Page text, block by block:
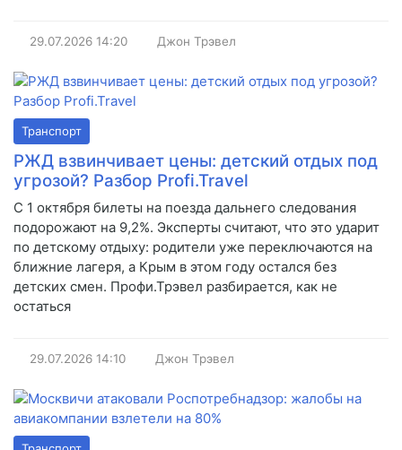
29.07.2026 14:20 Джон Трэвел
Транспорт
РЖД взвинчивает цены: детский отдых под
угрозой? Разбор Profi.Travel
С 1 октября билеты на поезда дальнего следования
подорожают на 9,2%. Эксперты считают, что это ударит
по детскому отдыху: родители уже переключаются на
ближние лагеря, а Крым в этом году остался без
детских смен. Профи.Трэвел разбирается, как не
остаться
29.07.2026 14:10 Джон Трэвел